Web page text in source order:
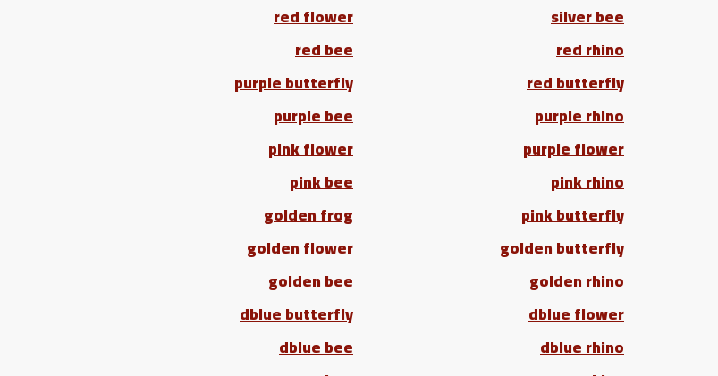
silver bee
red flower
red rhino
red bee
red butterfly
purple butterfly
purple rhino
purple bee
purple flower
pink flower
pink rhino
pink bee
pink butterfly
golden frog
golden butterfly
golden flower
golden rhino
golden bee
dblue flower
dblue butterfly
dblue rhino
dblue bee